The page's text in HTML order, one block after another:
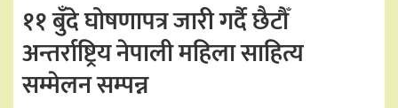
११ बुँदे घोषणापत्र जारी गर्दै छैटौँ
अन्तर्राष्ट्रिय नेपाली महिला साहित्य
सम्मेलन सम्पन्न